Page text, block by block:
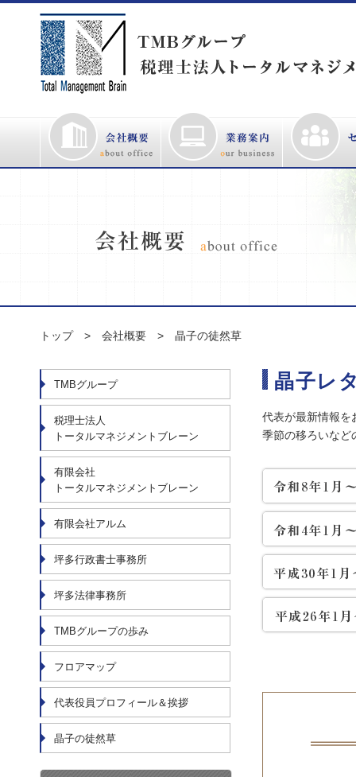
トップ 会社概要 晶子の徒然草
TMBグループ
税理士法人
トータルマネジメントブレーン
有限会社
トータルマネジメントブレーン
有限会社アルム
坪多行政書士事務所
坪多法律事務所
TMBグループの歩み
フロアマップ
代表役員プロフィール＆挨拶
晶子の徒然草
晶子レ
代表が最新情報を
季節の移ろいなど